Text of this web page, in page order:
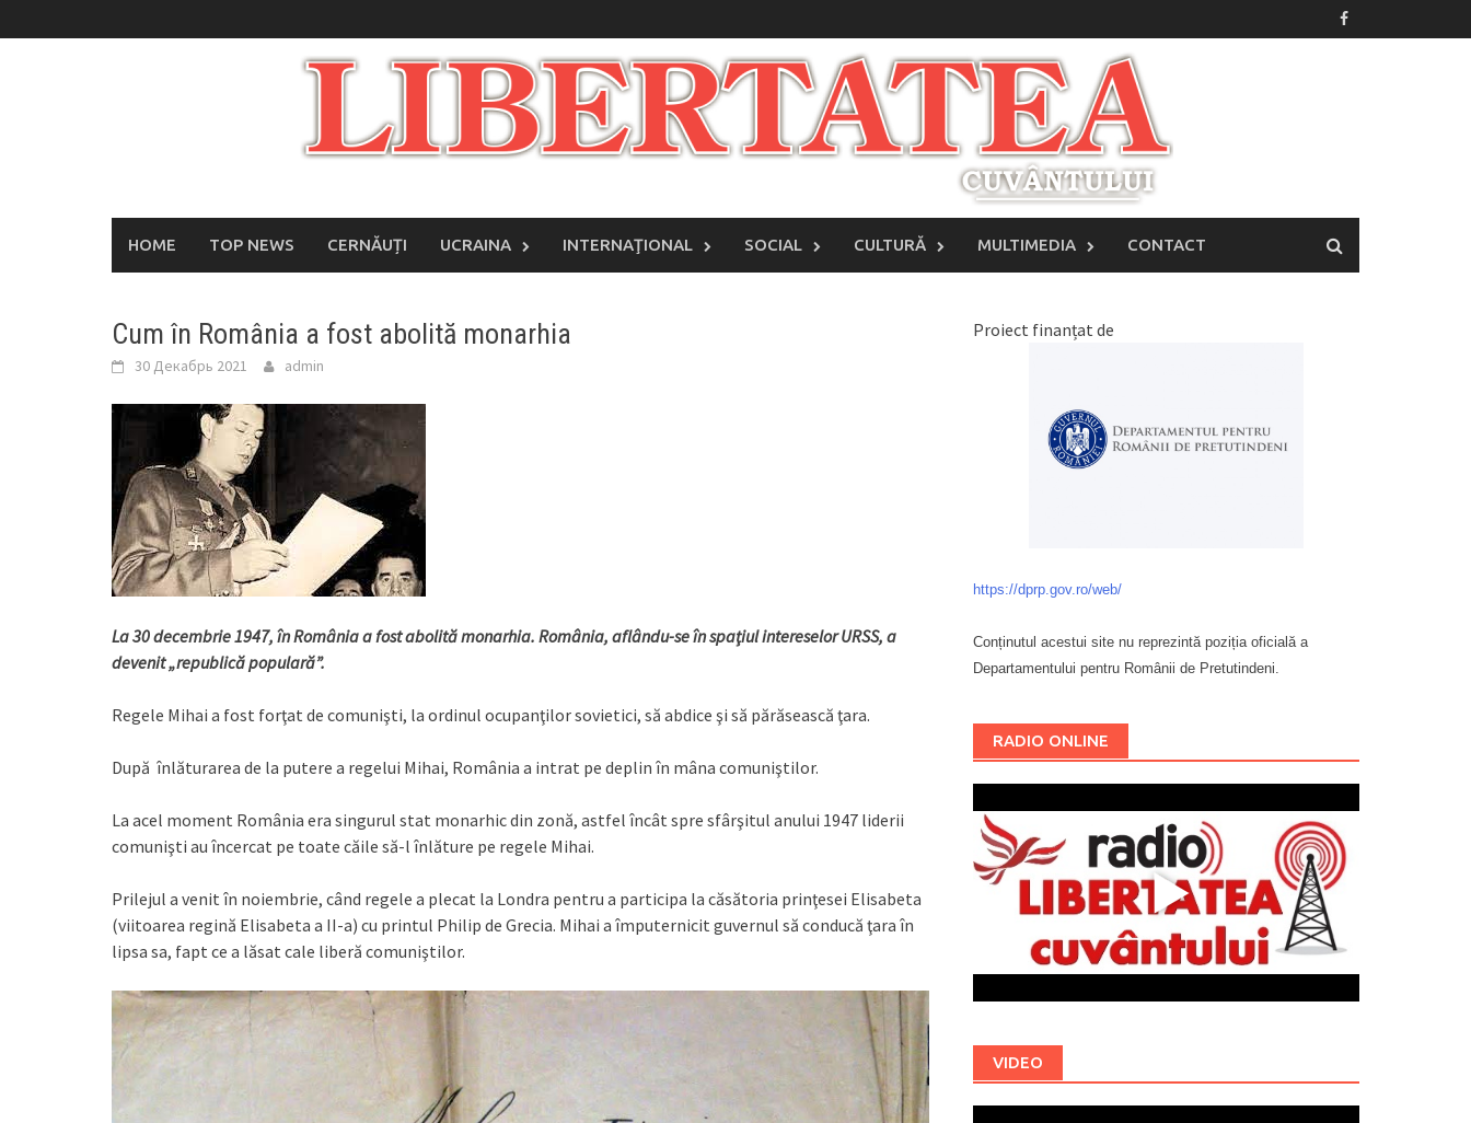
to
HOME TOP NEWS CERNĂUȚI UCRAINA INTERNAŢIONAL SOCIAL CULTURĂ MULTIMEDIA CONTACT
Cum în România a fost abolită monarhia
30 Декабрь 2021 admin
La 30 decembrie 1947, în România a fost abolită monarhia. România, aflându-se în spaţiul intereselor URSS, a
devenit „republică populară”.
Regele Mihai a fost forţat de comunişti, la ordinul ocupanţilor sovietici, să abdice şi să părăsească ţara.
După înlăturarea de la putere a regelui Mihai, România a intrat pe deplin în mâna comuniştilor.
La acel moment România era singurul stat monarhic din zonă, astfel încât spre sfârşitul anului 1947 liderii
comunişti au încercat pe toate căile să-l înlăture pe regele Mihai.
Prilejul a venit în noiembrie, când regele a plecat la Londra pentru a participa la căsătoria prinţesei Elisabeta
(viitoarea regină Elisabeta a II-a) cu printul Philip de Grecia. Mihai a împuternicit guvernul să conducă ţara în
lipsa sa, fapt ce a lăsat cale liberă comuniştilor.
Proiect finanțat de
https://dprp.gov.ro/web/
Conținutul acestui site nu reprezintă poziția oficială a
Departamentului pentru Românii de Pretutindeni.
RADIO ONLINE
VIDEO